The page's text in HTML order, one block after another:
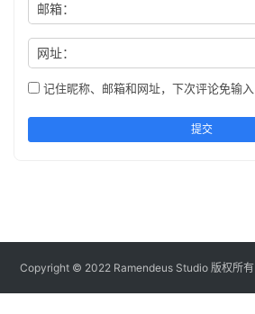
邮箱：
网址：
记住昵称、邮箱和网址，下次评论免输入
提交
Copyright © 2022 Ramendeus Studio 版权所有